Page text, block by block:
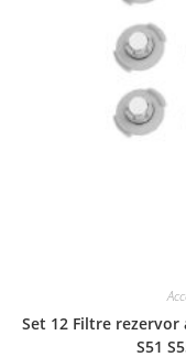
Set 12 Filtre
S51